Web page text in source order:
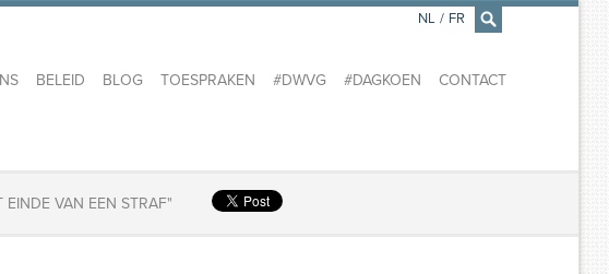
×
BELEID BLOG TOESPRAKEN #DWVG #DAGKOEN CONTACT
NL / FR
EINDE VAN EEN STRAF"